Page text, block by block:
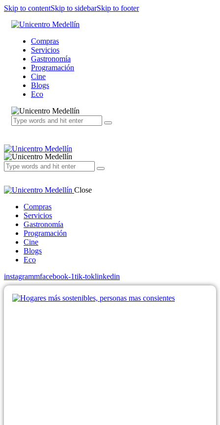
Skip to contentSkip to sidebarSkip to footer
Compras
Servicios
Gastronomía
Programación
Cine
Blogs
Eco
Close
Compras
Servicios
Gastronomía
Programación
Cine
Blogs
Eco
instagrammfacebook-1tik-toklinkedin